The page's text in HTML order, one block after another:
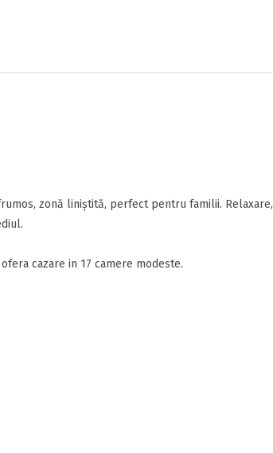
zonă liniștită, perfect pentru familii. Relaxare,
cazare in 17 camere modeste.